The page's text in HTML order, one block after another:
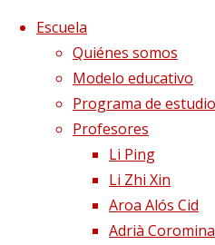
Saltar al contenido
Escuela
Quiénes somos
Modelo educativo
Programa de
Profesores
Li Ping
Li Zhi Xin
Aroa Alós Cid
Adrià Coromina